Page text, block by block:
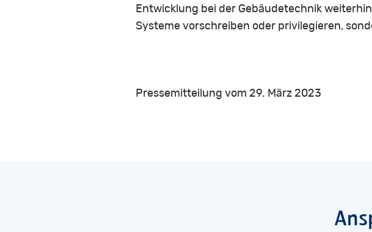
Entwicklung bei der Gebäudetechnik
Systeme vorschreiben oder privilegieren,
Pressemitteilung vom 29. März 2023